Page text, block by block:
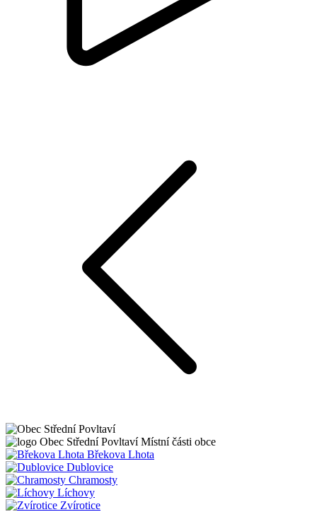
Obec Střední PovltavíMístní části obce
Břekova Lhota
Dublovice
Chramosty
Líchovy
Zvírotice